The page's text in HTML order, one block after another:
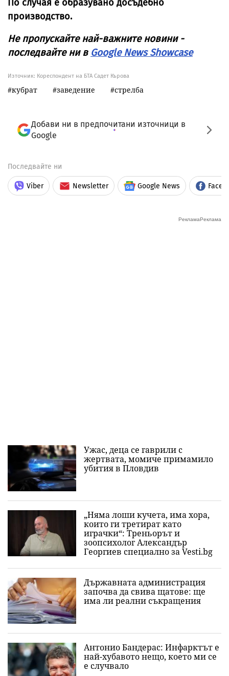
По случая е образувано досъдебно
производство.
Не пропускайте най-важните новини -
последвайте ни в Google News Showcase
Източник: Кореспондент на БТА Садет Кърова
кубрат заведение стрелба
Добави ни в предпочитани източници в
Google
Последвайте ни
Viber Newsletter Google News
Ужас, деца се гаврили с
жертвата, момиче примамило
убития в Пловдив
„Няма лоши кучета, има хора,
които ги третират като
играчки“: Треньорът и
зоопсихолог Александър
Георгиев специално за Vesti.bg
Държавната администрация
започва да свива щатове: ще
има ли реални съкращения
Антонио Бандерас: Инфарктът е
най-хубавото нещо, което ми се
е случвало